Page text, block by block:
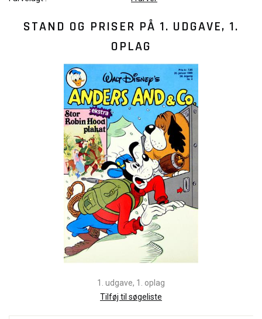
STAND OG PRISER PÅ 1. UDGAVE, 1.
OPLAG
1. udgave, 1. oplag
Tilføj til søgeliste